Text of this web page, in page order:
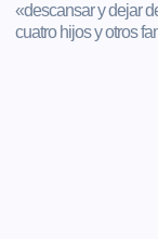
«descansar y dejar
cuatro hijos y otros